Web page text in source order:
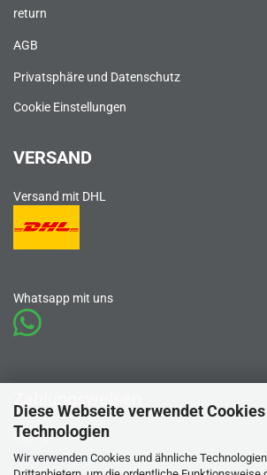
Diese Webseite verwendet
Technologien
Wir verwenden Cookies und ähnliche
return
AGB
Privatsphäre und Datenschutz
Cookie Einstellungen
VERSAND
Versand mit DHL
Whatsapp mit uns
Zahlungsweisen
PayPal